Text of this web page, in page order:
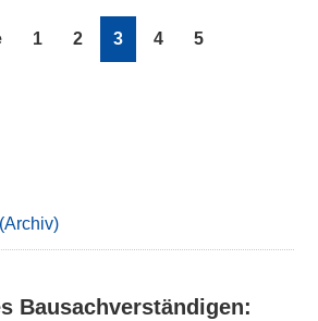
Page
1 Page
2 Page
3 Page
4 Page
5
Bausachverständigen: